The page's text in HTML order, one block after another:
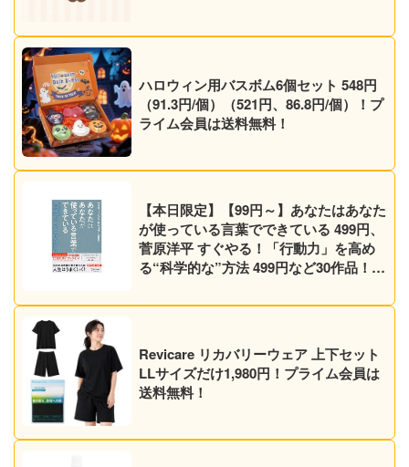
ハロウィン用バスボム6個セット 548円
（91.3円/個）（521円、86.8円/個）！プ
ライム会員は送料無料！
【本日限定】【99円～】あなたはあなた
が使っている言葉でできている 499円、
菅原洋平 すぐやる！「行動力」を高め
る“科学的な”方法 499円など30作品！
Revicare リカバリーウェア 上下セット
LLサイズだけ1,980円！プライム会員は
送料無料！